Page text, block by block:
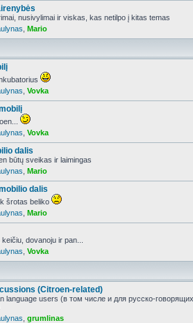
nusivylimai ir viskas, kas netilpo į kitas temas
Mario
Vovka
Vovka
dalis
būtų sveikas ir laimingas
Mario
dalis
šrotas beliko
Mario
dovanoju ir pan...
Vovka
(Citroen-related)
language users (в том числе и для русско-
grumlinas